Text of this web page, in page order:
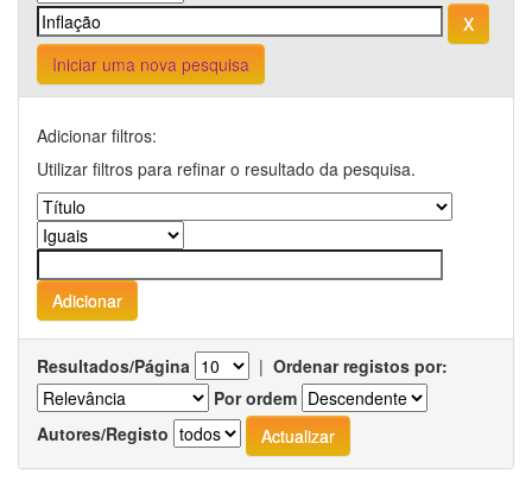
Iniciar uma nova pesquisa
Adicionar filtros:
Utilizar filtros para refinar o resultado da pesquisa.
Resultados/Página | Ordenar registos por:
Por ordem
Autores/Registo